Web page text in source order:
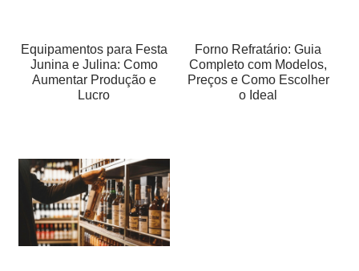
Equipamentos para Festa
Junina e Julina: Como
Aumentar Produção e
Lucro
Forno Refratário: Guia
Completo com Modelos,
Preços e Como Escolher
o Ideal